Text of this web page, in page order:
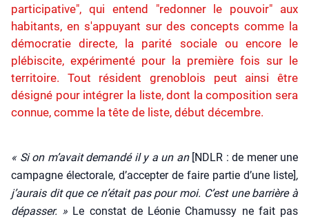
participative", qui entend "redonner le pouvoir" aux
habitants, en s'appuyant sur des concepts comme la
démocratie directe, la parité sociale ou encore le
plébiscite, expérimenté pour la première fois sur le
territoire. Tout résident grenoblois peut ainsi être
désigné pour intégrer la liste, dont la composition sera
connue, comme la tête de liste, début décembre.
« Si on m’a­vait deman­dé il y a un an [NDLR : de mener une
cam­pagne élec­to­rale, d’ac­cep­ter de faire par­tie d’une liste],
j’au­rais dit que ce n’é­tait pas pour moi. C’est une bar­rière à
dépas­ser. » Le constat de Léo­nie Cha­mus­sy ne fait pas